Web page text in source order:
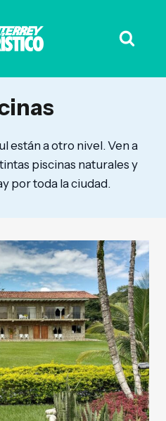
están a otro nivel. Ven a
piscinas naturales y
por toda la ciudad.